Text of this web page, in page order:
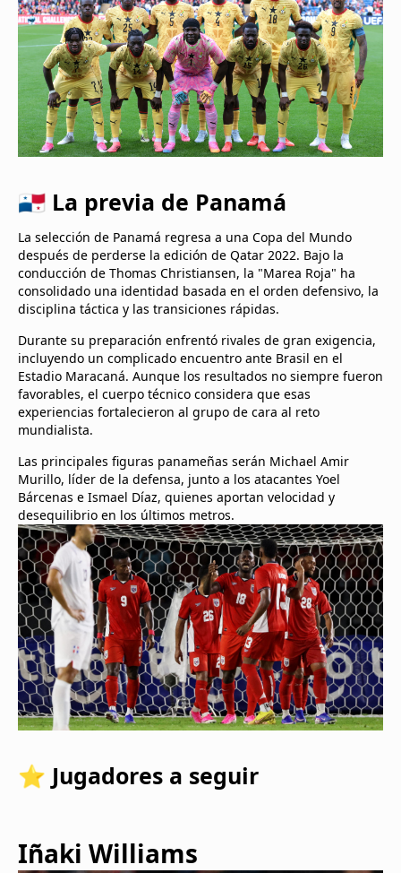
🇵🇦 La previa de Panamá
La selección de Panamá regresa a una Copa del Mundo
después de perderse la edición de Qatar 2022. Bajo la
conducción de Thomas Christiansen, la "Marea Roja" ha
consolidado una identidad basada en el orden defensivo, la
disciplina táctica y las transiciones rápidas.
Durante su preparación enfrentó rivales de gran exigencia,
incluyendo un complicado encuentro ante Brasil en el
Estadio Maracaná. Aunque los resultados no siempre fueron
favorables, el cuerpo técnico considera que esas
experiencias fortalecieron al grupo de cara al reto
mundialista.
Las principales figuras panameñas serán Michael Amir
Murillo, líder de la defensa, junto a los atacantes Yoel
Bárcenas e Ismael Díaz, quienes aportan velocidad y
desequilibrio en los últimos metros.
⭐ Jugadores a seguir
Iñaki Williams